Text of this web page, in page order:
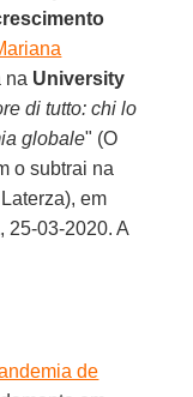
na University
di tutto: chi lo
globale" (O
o subtrai na
em
, 25-03-2020. A
de